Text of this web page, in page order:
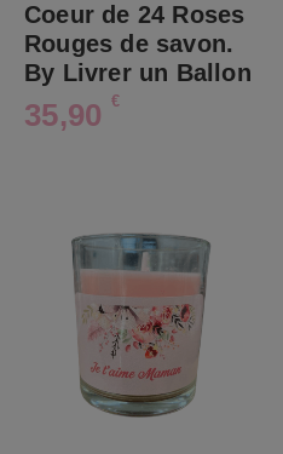
Coeur de 24 Roses
Rouges de savon.
By Livrer un Ballon
35,90 €